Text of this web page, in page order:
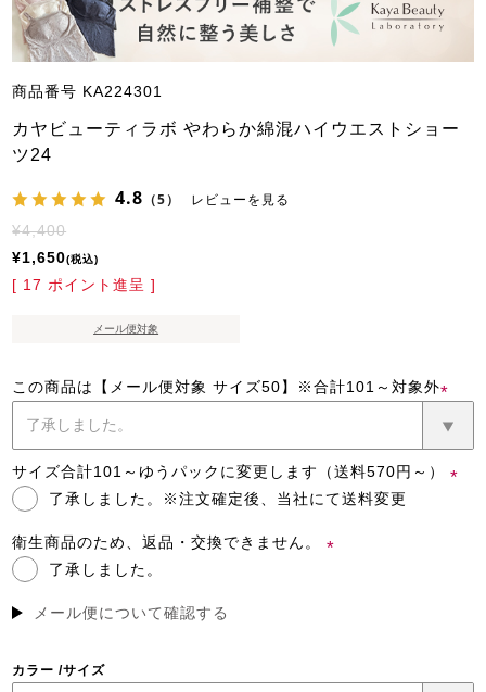
商品番号 KA224301
カヤビューティラボ やわらか綿混ハイウエストショー
ツ24
4.8 （5） レビューを見る
¥4,400
¥1,650 税込
[ 17 ポイント進呈 ]
メール便対象
この商品は【メール便対象 サイズ50】※合計101～対象外
(必
須)
サイズ合計101～ゆうパックに変更します（送料570円～）
了承しました。※注文確定後、当社にて送料変更
衛生商品のため、返品・交換できません。
了承しました。
メール便について確認する
カラー サイズ